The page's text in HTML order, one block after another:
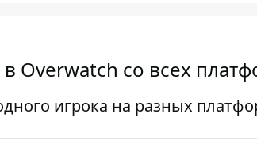
Overwatch со всех
игрока на разных